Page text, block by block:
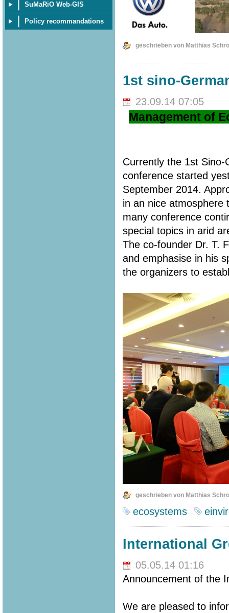
SuMaRiO Web-GIS
Policy recommandations
geschrieben von Matthias
1st sino-
23.09.14 07:05
Management of
Currently the 1st
conference started
September 2014.
in an nice atmosphere
many conference
special topics in arid
The co-founder Dr. T.
and emphasise in his
the organizers to
geschrieben von Matthias
ecosystems
International
05.05.14 01:16
Announcement of the
We are pleased to